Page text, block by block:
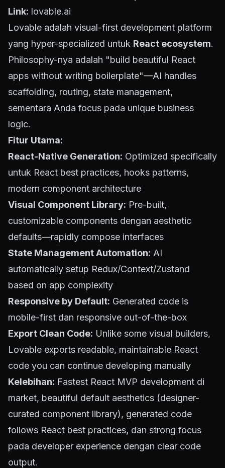
Link: lovable.ai
Lovable adalah visual-first development platform
yang hyper-specialized untuk React ecosystem.
Philosophy-nya adalah "build beautiful React
apps without writing boilerplate"—AI handles
scaffolding, routing, state management,
sementara Anda focus pada unique business
logic.
Fitur Utama:
React-Native Generation: Optimized specifically
untuk React best practices, hooks patterns,
modern component architecture
Visual Component Library: Pre-built,
customizable components dengan aesthetic
defaults—rapidly compose interfaces
State Management Automation: AI
automatically setup Redux/Context/Zustand
based on app complexity
Responsive by Default: Generated code is
mobile-first dan responsive out-of-the-box
Export Clean Code: Unlike some visual builders,
Lovable exports readable, maintainable React
code you can continue developing manually
Kelebihan: Fastest React MVP development di
market, beautiful default aesthetics (designer-
curated component library), generated code
follows React best practices, dan strong focus
pada developer experience dengan clear code
output.